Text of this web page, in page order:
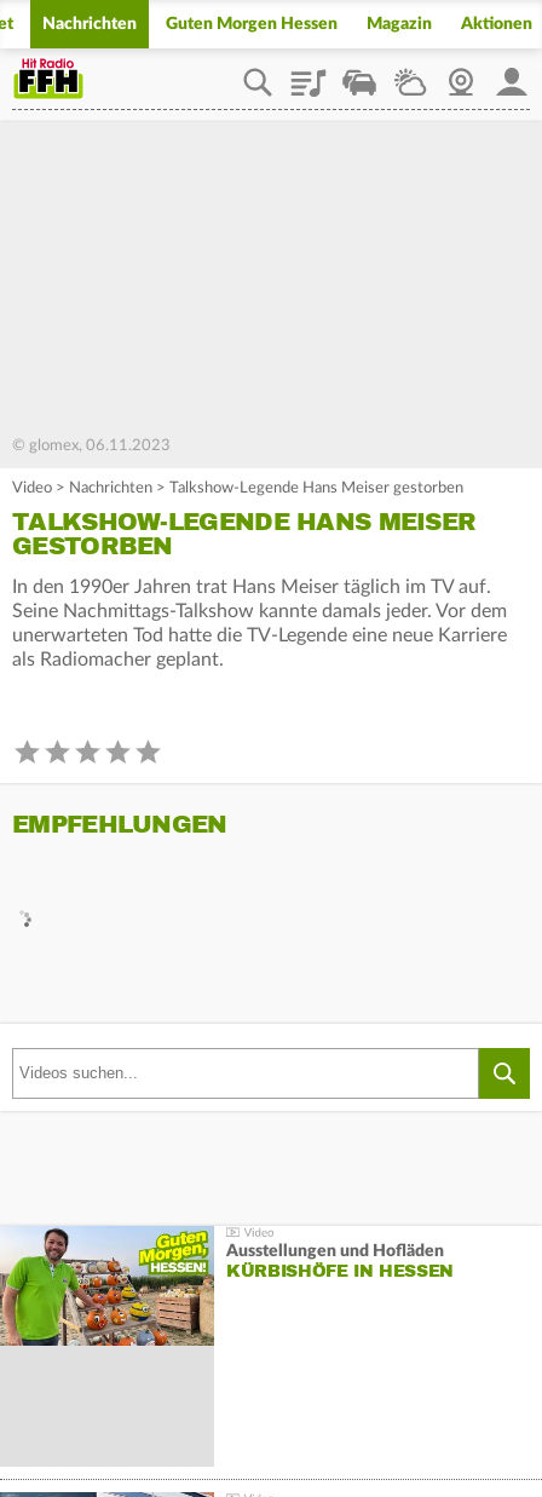
Nachrichten Guten Morgen Hessen Magazin Aktionen
PlaylistStaupilotWetterWebcam
© glomex, 06.11.2023
Video > Nachrichten > Talkshow-Legende Hans Meiser gestorben
TALKSHOW-LEGENDE HANS MEISER
GESTORBEN
In den 1990er Jahren trat Hans Meiser täglich im TV auf.
Seine Nachmittags-Talkshow kannte damals jeder. Vor dem
unerwarteten Tod hatte die TV-Legende eine neue Karriere
als Radiomacher geplant.
EMPFEHLUNGEN
Ausstellungen und Hofläden
KÜRBISHÖFE IN HESSEN